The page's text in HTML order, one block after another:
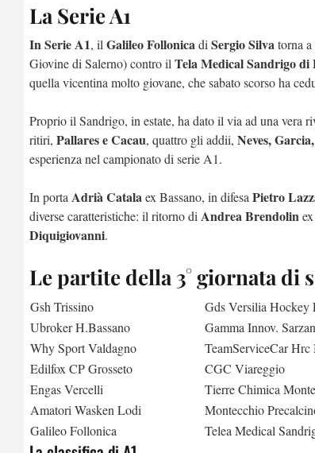
La Serie A1
In Serie A1, il Galileo Follonicadi Sergio Silvatorna
Giovine di Salerno) contro il Tela Medical Sandrigo di
quella vicentina molto giovane, che sabato scorso ha
Proprio il Sandrigo, in estate, ha dato il via ad una vera
ritiri, Pallares e Cacau, quattro gli addii, Neves,
esperienza nel campionato di serie A1.
In porta Adrià Catalaex Bassano, in difesa Pietro
diverse caratteristiche: il ritorno di Andrea Brendolin
Diquigiovanni.
Le partite della 3° giornata di
Gsh Trissino Gds Versilia Hockey
Ubroker H.Bassano
Gamma Innov.
Why Sport Valdagno
TeamServiceCar Hrc
Edilfox CP Grosseto
CGC Viareggio
Engas Vercelli
Tierre Chimica
Amatori Wasken Lodi
Montecchio
Galileo Follonica
Telea Medical